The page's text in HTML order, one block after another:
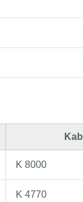
K 8000
K 4770